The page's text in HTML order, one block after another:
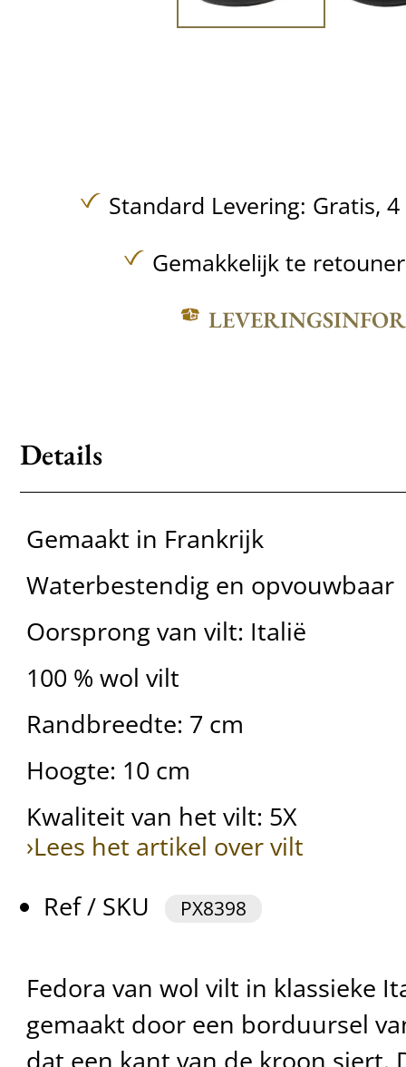
Standard Levering: Gratis, 4
Gemakkelijk te
Details
Gemaakt in Frankrijk
Waterbestendig en opvouwbaar
Oorsprong van vilt: Italië
100 % wol vilt
Randbreedte: 7 cm
Hoogte: 10 cm
Kwaliteit van het vilt: 5X
›Lees het artikel over vilt
Ref / SKU
PX8398
Fedora van wol vilt in klassieke
gemaakt door een borduursel